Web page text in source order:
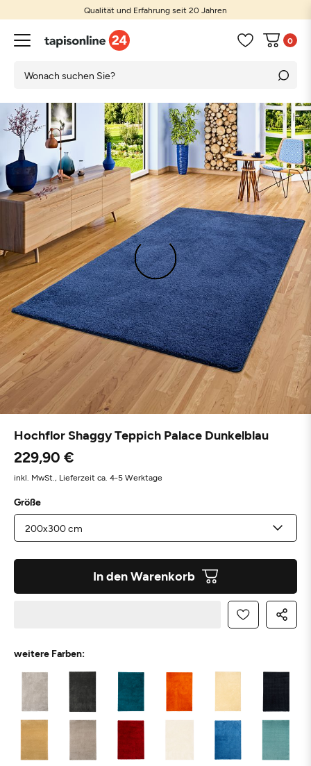
Qualität und Erfahrung seit 20 Jahren
0
Hochflor Shaggy Teppich Palace Dunkelblau
229,90 €
inkl. MwSt., Lieferzeit ca. 4-5 Werktage
Größe
In den Warenkorb
weitere Farben: